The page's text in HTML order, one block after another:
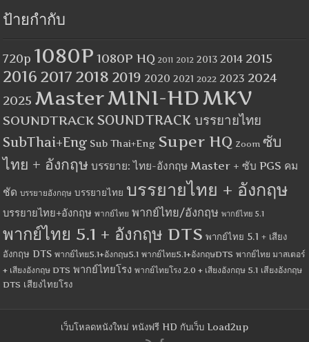
ป้ายกำกับ
720p 1080P 1080P HQ 2011 2012 2013 2014 2015
2016 2017 2018 2019 2020 2021 2022 2023 2024
2025 MasterMINI-HDMKV
SOUNDTRACK SOUNDTRACK บรรยายไทย
SubThai+Eng Sub Thai+Eng Super HQ Zoom ซับ
ไทย + อังกฤษ บรรยาย: ไทย-อังกฤษ Master + ซับ PGS คม
ชัด บรรยายอังกฤษ บรรยายไทย บรรยายไทย + อังกฤษ
บรรยายไทย+อังกฤษ พากย์ไทย พากย์ไทย/อังกฤษ พากย์ไทย 5.1
พากย์ไทย 5.1 + อังกฤษ DTS พากย์ไทย 5.1 + เสียง
อังกฤษ DTS พากย์ไทย5.1+อังกฤษ5.1 พากย์ไทย5.1+อังกฤษDTS พากย์ไทย มาสเตอร์
+ เสียงอังกฤษ DTS พากย์ไทยโรง พากย์ไทยโรง 2.0 + เสียงอังกฤษ 5.1 เสียงอังกฤษ
DTS เสียงไทยโรง
เว็บโหลดหนังใหม่ หนังฟรี HD กับเว็บ Load2up